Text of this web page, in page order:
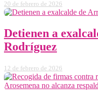
20 de febrero de 2026
Detienen a
Rodríguez
12 de febrero de 2026